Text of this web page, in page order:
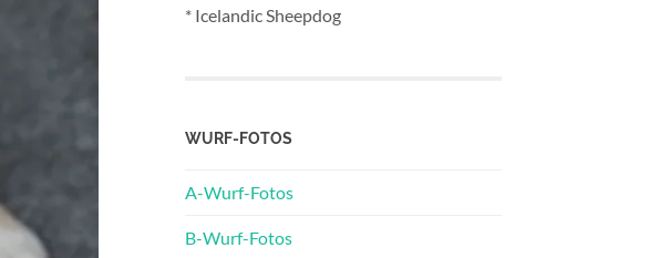
* Icelandic Sheepdog
WURF-FOTOS
A-Wurf-Fotos
B-Wurf-Fotos